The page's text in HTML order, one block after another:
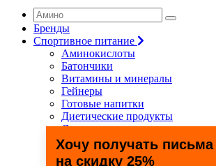
Бренды
Спортивное питание
Аминокислоты
Батончики
Витамины и минералы
Гейнеры
Готовые напитки
Диетические продукты
Для связок и суставов
Жиросжигатели
Здоровье и долголетие
Хочу получать письма
на скидку 25%